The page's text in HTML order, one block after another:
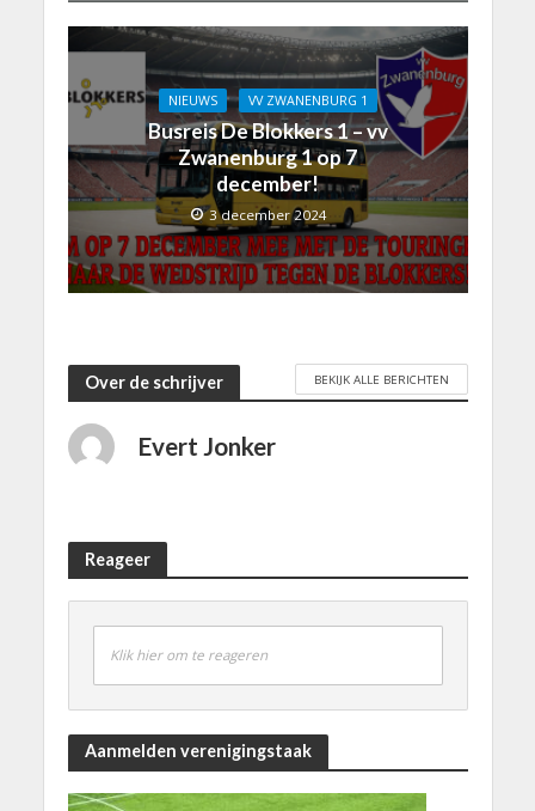
NIEUWS VV ZWANENBURG 1
Busreis De Blokkers 1 – vv
Zwanenburg 1 op 7
december!
3 december 2024
Over de schrijver BEKIJK ALLE BERICHTEN
Evert Jonker
Reageer
Klik hier om te reageren
Aanmelden verenigingstaak